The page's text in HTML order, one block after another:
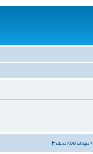
Наша команда •